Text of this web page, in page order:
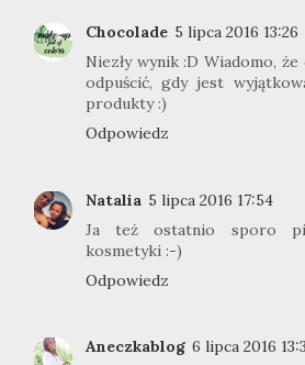
Chocolade 5 lipca 2016 13:26
Niezły wynik :D Wiadomo,
odpuścić, gdy jest
produkty :)
Odpowiedz
Natalia 5 lipca 2016 17:54
Ja też ostatnio sporo
kosmetyki :-)
Odpowiedz
Aneczkablog 6 lipca 2016